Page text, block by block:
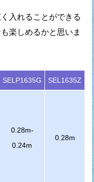
入れることができる
楽しめるかと思いま
SELP1635G SEL1635Z
0.28m-
0.24m
0.28m